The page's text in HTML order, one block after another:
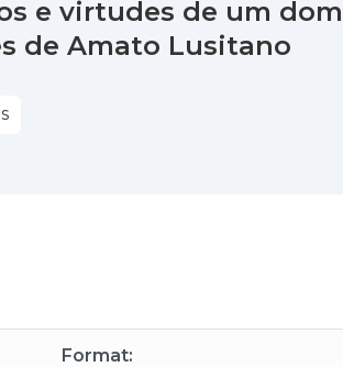
e virtudes de um
de Amato Lusitano
Format: